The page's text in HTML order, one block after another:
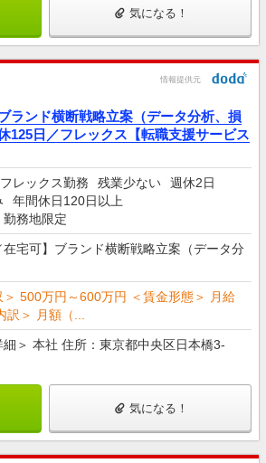
気になる！
情報提供元
ランド横断戦略立案（データ分析、損
125日／フレックス【転職支援サービス
フレックス勤務 残業少ない
週休2日
年間休日120日以上
務地限定
在宅可】ブランド横断戦略立案（データ分
＞ 500万円～600万円 ＜賃金形態＞ 月給
訳＞ 月額（...
細＞ 本社 住所：東京都中央区日本橋3-
気になる！